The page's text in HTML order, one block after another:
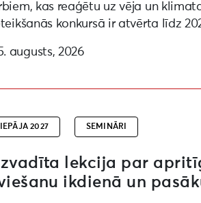
kas reaģētu uz vēja un
konkursā ir atvērta līdz
augusts, 2026
2027 SEMINĀRI
lekcija par
ikdienā un